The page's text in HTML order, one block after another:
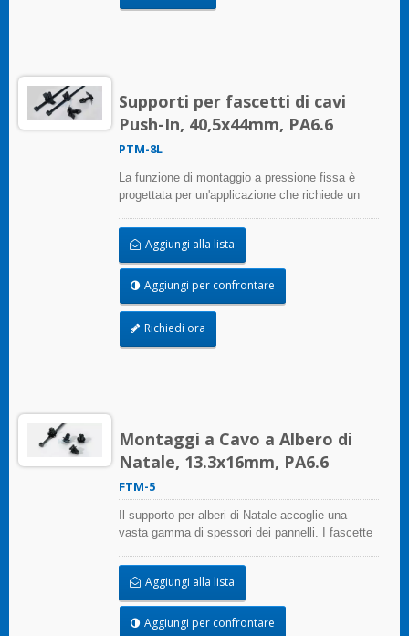
Supporti per fascetti di cavi
Push-In, 40,5x44mm, PA6.6
PTM-8L
La funzione di montaggio a pressione fissa è
progettata per un'applicazione che richiede un
battendo nel foro. Grazie alla sua testa allungata,
i fascetti possono essere posizionati a una certa
distanza dal pannello.
Aggiungi alla lista
Aggiungi per confrontare
Richiedi ora
Montaggi a Cavo a Albero di
Natale, 13.3x16mm, PA6.6
FTM-5
Il supporto per alberi di Natale accoglie una
vasta gamma di spessori dei pannelli. I fascette
raggruppare e tenere insieme gli oggetti, ma
anche per fissarli ai pannelli. Questi supporti per
fascette stanno trovando impiego in una vasta
gamma di altre applicazioni.
Aggiungi alla lista
Aggiungi per confrontare